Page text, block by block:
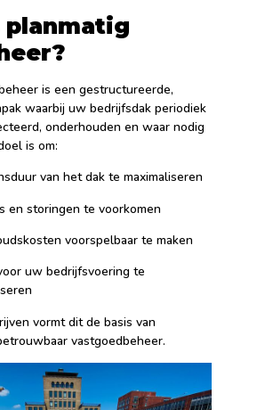
is een gestructureerde,
waarbij uw bedrijfsdak periodiek
onderhouden en waar nodig
is om:
van het dak te maximaliseren
en storingen te voorkomen
voorspelbaar te maken
uw bedrijfsvoering te
vormt dit de basis van
vastgoedbeheer.